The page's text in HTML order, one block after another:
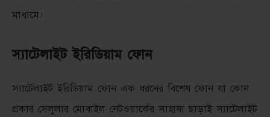
মাধ্যমে।
স্যাটেলাইট ইরিডিয়াম ফোন
স্যাটেলাইট ইরিডিয়াম ফোন এক ধরনের বিশেষ ফোন যা কোন
প্রকার সেলুলার মোবাইল নেটওয়ার্কের সাহায্য ছাড়াই স্যাটেলাইট